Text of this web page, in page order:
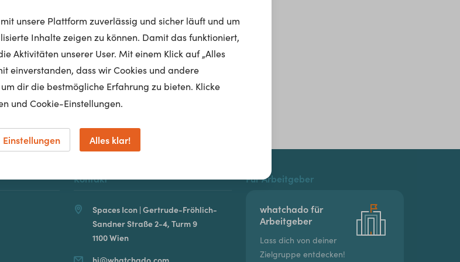
Homepage
Kontakt
Spaces Icon | Gertrude-Fröhlich-
Sandner Straße 2-4, Turm 9
1100 Wien
hi@whatchado.com
Für Arbeitgeber
whatchado für
Arbeitgeber
Lass dich von deiner
Zielgruppe entdecken!
unsere Plattform zuverlässig und sicher läuft und um
Inhalte zeigen zu können. Damit das funktioniert,
Aktivitäten unserer User. Mit einem Klick auf „Alles
einverstanden, dass wir Cookies und andere
dir die bestmögliche Erfahrung zu bieten. Klicke
und Cookie-Einstellungen.
Einstellungen Alles klar!